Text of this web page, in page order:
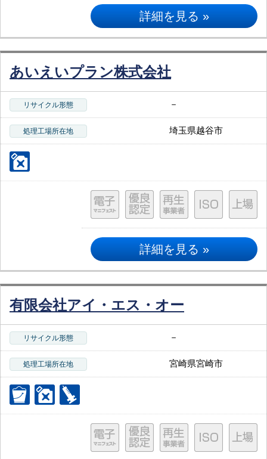
詳細を見る »
あいえいプラン株式会社
リサイクル形態 －
処理工場所在地 埼玉県越谷市
詳細を見る »
有限会社アイ・エス・オー
リサイクル形態 －
処理工場所在地 宮崎県宮崎市